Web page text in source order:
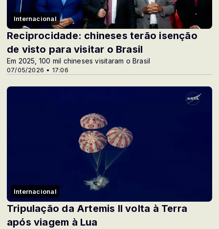
Internacional
07/05/2026 • 17:06
Reciprocidade: chineses terão isenção
de visto para visitar o Brasil
Em 2025, 100 mil chineses visitaram o Brasil
Internacional
Tripulação da Artemis II volta à Terra
após viagem à Lua